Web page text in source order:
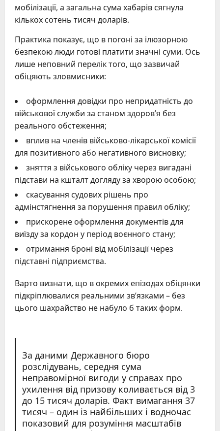
мобілізації, а загальна сума хабарів сягнула
кількох сотень тисяч доларів.
Практика показує, що в погоні за ілюзорною
безпекою люди готові платити значні суми. Ось
лише неповний перелік того, що зазвичай
обіцяють зловмисники:
оформлення довідки про непридатність до
військової служби за станом здоров’я без
реального обстеження;
вплив на членів військово-лікарської комісії
для позитивного або негативного висновку;
зняття з військового обліку через вигадані
підстави на кшталт догляду за хворою особою;
скасування судових рішень про
адмінстягнення за порушення правил обліку;
прискорене оформлення документів для
виїзду за кордон у період воєнного стану;
отримання броні від мобілізації через
підставні підприємства.
Варто визнати, що в окремих епізодах обіцянки
підкріплювалися реальними зв’язками – без
цього шахрайство не набуло б таких форм.
За даними Державного бюро
розслідувань, середня сума
неправомірної вигоди у справах про
ухилення від призову коливається від 3
до 15 тисяч доларів. Факт вимагання 37
тисяч – один із найбільших і водночас
показовий для розуміння масштабів